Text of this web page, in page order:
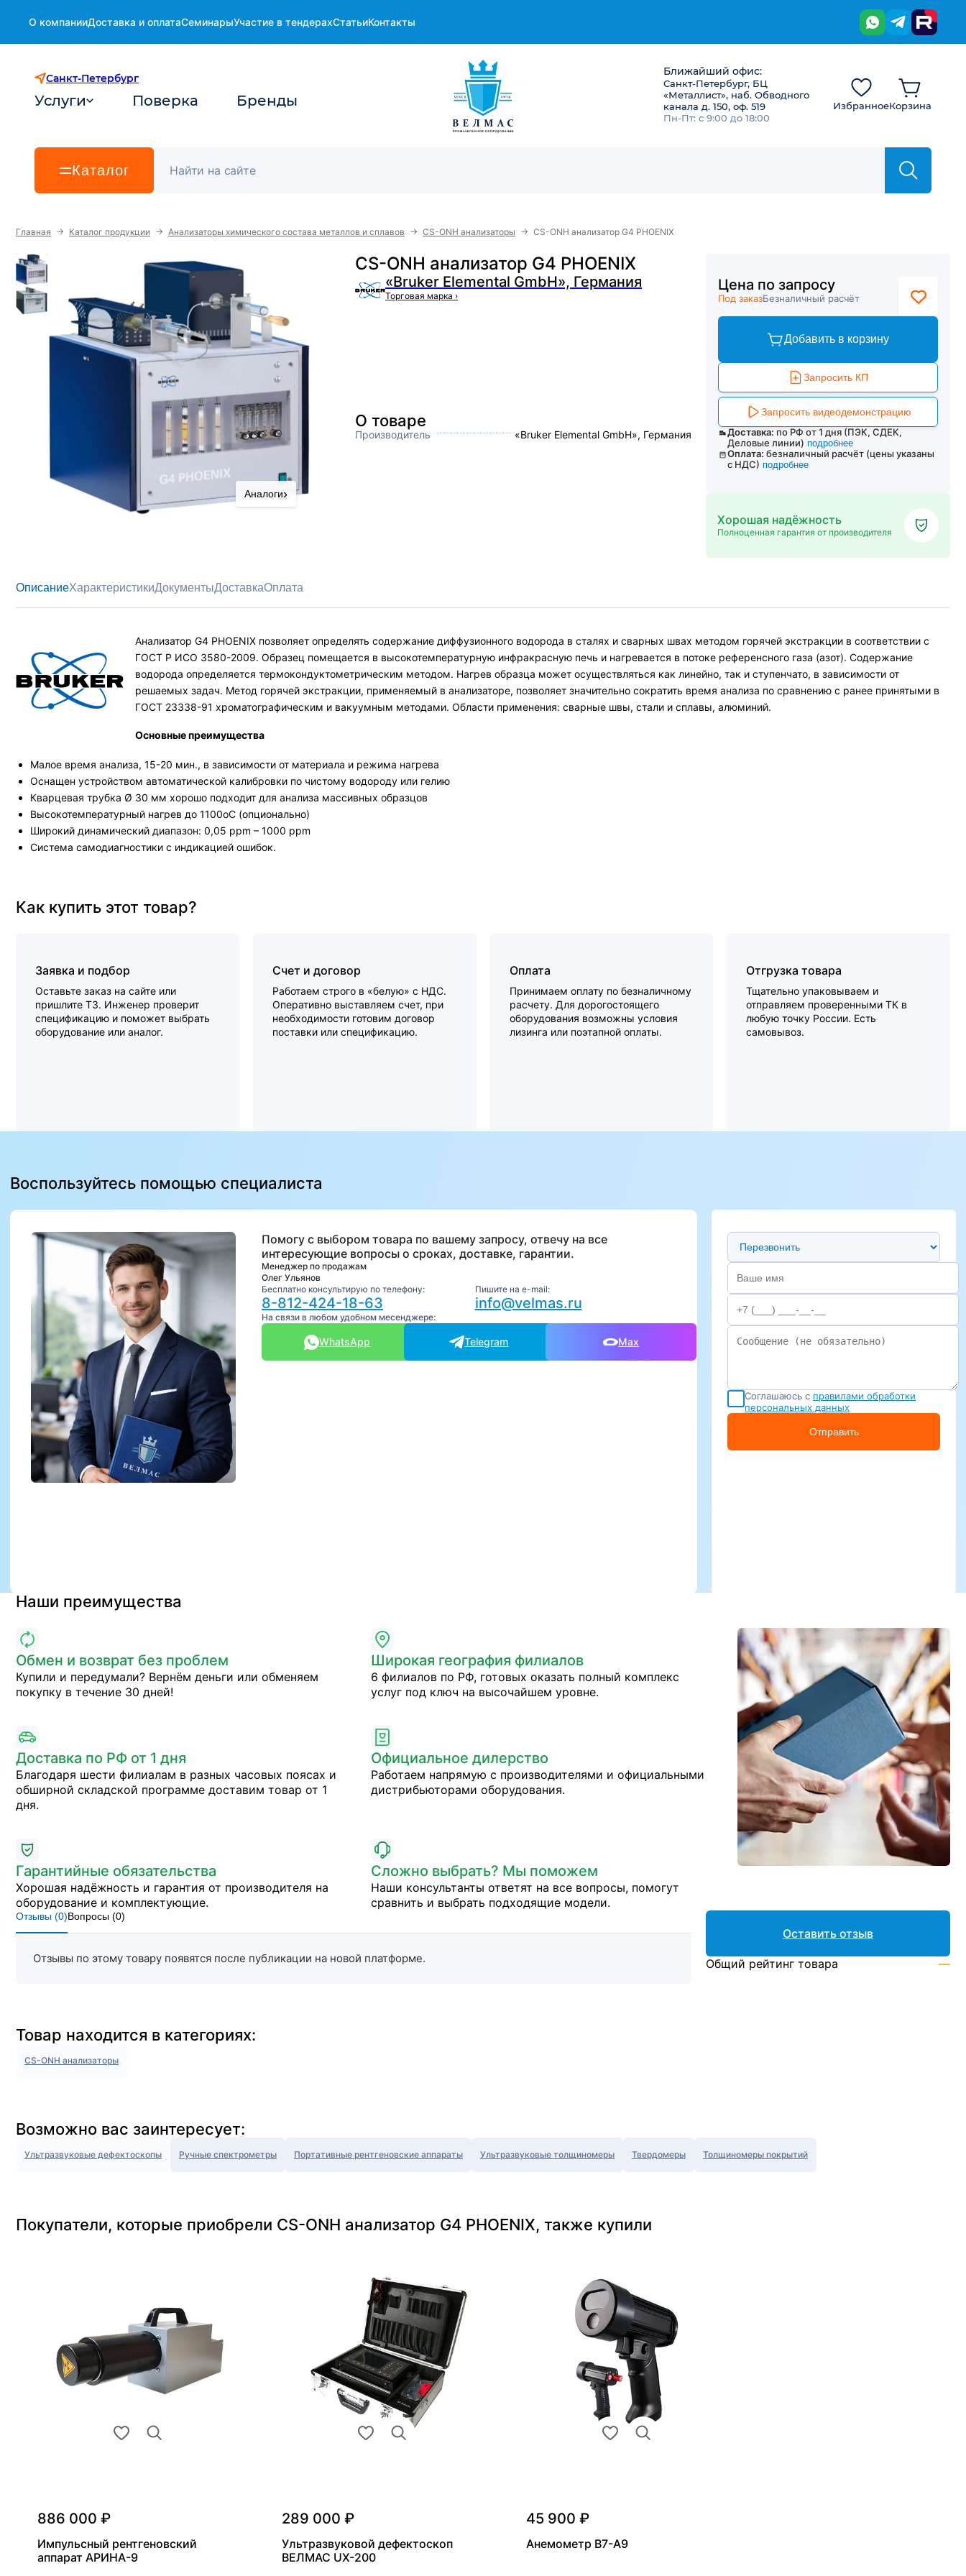
О компанииДоставка и оплатаСеминарыУчастие в тендерахСтатьиКонтакты
Санкт-Петербург
Услуги Поверка Бренды
Ближайший офис:
Санкт-Петербург, БЦ
«Металлист», наб. Обводного
канала д. 150, оф. 519
Пн-Пт: с 9:00 до 18:00
ИзбранноеКорзина
Каталог
Главная → Каталог продукции → Анализаторы химического состава металлов и сплавов → CS-ONH анализаторы → CS-ONH анализатор G4 PHOENIX
CS-ONH анализатор G4 PHOENIX
«Bruker Elemental GmbH», Германия
Торговая марка ›
Аналоги›
О товаре
Производитель «Bruker Elemental GmbH», Германия
Цена по запросу
Под заказБезналичный расчёт
Добавить в корзину
Запросить КП
Запросить видеодемонстрацию
Доставка: по РФ от 1 дня (ПЭК, СДЕК,
Деловые линии) подробнее
Оплата: безналичный расчёт (цены указаны
с НДС) подробнее
Хорошая надёжность
Полноценная гарантия от производителя
ОписаниеХарактеристикиДокументыДоставкаОплата
Анализатор G4 PHOENIX позволяет определять содержание диффузионного водорода в сталях и сварных швах методом горячей экстракции в соответствии с
ГОСТ Р ИСО 3580-2009. Образец помещается в высокотемпературную инфракрасную печь и нагревается в потоке референсного газа (азот). Содержание
водорода определяется термокондуктометрическим методом. Нагрев образца может осуществляться как линейно, так и ступенчато, в зависимости от
решаемых задач. Метод горячей экстракции, применяемый в анализаторе, позволяет значительно сократить время анализа по сравнению с ранее принятыми в
ГОСТ 23338-91 хроматографическим и вакуумным методами. Области применения: сварные швы, стали и сплавы, алюминий.
Основные преимущества
Малое время анализа, 15-20 мин., в зависимости от материала и режима нагрева
Оснащен устройством автоматической калибровки по чистому водороду или гелию
Кварцевая трубка Ø 30 мм хорошо подходит для анализа массивных образцов
Высокотемпературный нагрев до 1100оС (опционально)
Широкий динамический диапазон: 0,05 ppm – 1000 ppm
Система самодиагностики с индикацией ошибок.
Как купить этот товар?
Заявка и подбор
Оставьте заказ на сайте или
пришлите ТЗ. Инженер проверит
спецификацию и поможет выбрать
оборудование или аналог.
Счет и договор
Работаем строго в «белую» с НДС.
Оперативно выставляем счет, при
необходимости готовим договор
поставки или спецификацию.
Оплата
Принимаем оплату по безналичному
расчету. Для дорогостоящего
оборудования возможны условия
лизинга или поэтапной оплаты.
Отгрузка товара
Тщательно упаковываем и
отправляем проверенными ТК в
любую точку России. Есть
самовывоз.
Воспользуйтесь помощью специалиста
Помогу с выбором товара по вашему запросу, отвечу на все
интересующие вопросы о сроках, доставке, гарантии.
Менеджер по продажам
Олег Ульянов
Бесплатно консультирую по телефону:
8-812-424-18-63
Пишите на e-mail:
info@velmas.ru
На связи в любом удобном месенджере:
WhatsApp Telegram Max
Предпочтительный способ связи
Соглашаюсь с правилами обработки
персональных данных
Отправить
Наши преимущества
Обмен и возврат без проблем
Купили и передумали? Вернём деньги или обменяем
покупку в течение 30 дней!
Широкая география филиалов
6 филиалов по РФ, готовых оказать полный комплекс
услуг под ключ на высочайшем уровне.
Доставка по РФ от 1 дня
Благодаря шести филиалам в разных часовых поясах и
обширной складской программе доставим товар от 1
дня.
Официальное дилерство
Работаем напрямую с производителями и официальными
дистрибьюторами оборудования.
Гарантийные обязательства
Хорошая надёжность и гарантия от производителя на
оборудование и комплектующие.
Сложно выбрать? Мы поможем
Наши консультанты ответят на все вопросы, помогут
сравнить и выбрать подходящие модели.
Отзывы (0)Вопросы (0)
Отзывы по этому товару появятся после публикации на новой платформе.
Оставить отзыв
Общий рейтинг товара —
Товар находится в категориях:
CS-ONH анализаторы
Возможно вас заинтересует:
Ультразвуковые дефектоскопы Ручные спектрометры Портативные рентгеновские аппараты Ультразвуковые толщиномеры Твердомеры Толщиномеры покрытий
Покупатели, которые приобрели CS-ONH анализатор G4 PHOENIX, также купили
886 000 ₽
Импульсный рентгеновский
аппарат АРИНА-9
289 000 ₽
Ультразвуковой дефектоскоп
ВЕЛМАС UX-200
45 900 ₽
Анемометр В7-А9